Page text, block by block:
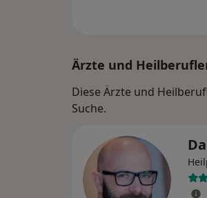
Ärzte und
Diese Ärzte und
Suche.